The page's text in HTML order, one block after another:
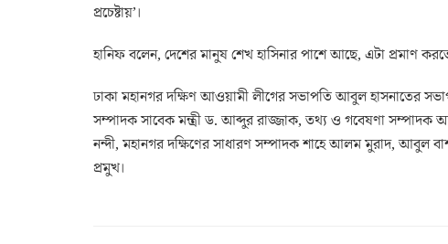
প্রচেষ্টায়’।
হানিফ বলেন, দেশের মানুষ শেখ হাসিনার পাশে আছে, এটা প্রমাণ
ঢাকা মহানগর দক্ষিণ আওয়ামী লীগের সভাপতি আবুল হাসনাতের
সম্পাদক সাবেক মন্ত্রী ড. আব্দুর রাজ্জাক, তথ্য ও গবেষণা
নন্দী, মহানগর দক্ষিণের সাধারণ সম্পাদক শাহে আলম মুরাদ, আবুল
প্রমুখ।